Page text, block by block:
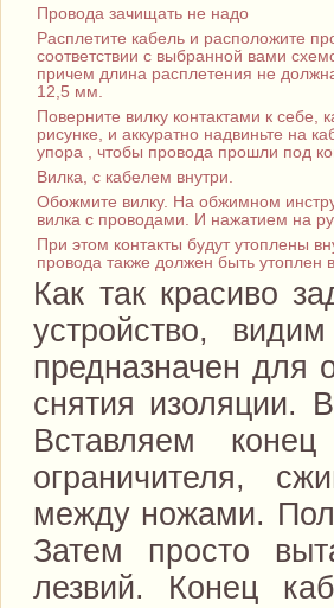
Провода зачищать не надо
Расплетите кабель и расположите
соответствии с выбранной вами
причем длина расплетения не
12,5 мм.
Поверните вилку контактами к себе,
рисунке, и аккуратно надвиньте на
упора , чтобы провода прошли под
Вилка, с кабелем внутри.
Обожмите вилку. На обжимном
вилка с проводами. И нажатием на
При этом контакты будут утоплены
провода также должен быть утоплен в
Как так красиво
устройство,
предназначен для
снятия изоляции.
Вставляем
ограничителя,
между ножами.
Затем просто
лезвий. Конец